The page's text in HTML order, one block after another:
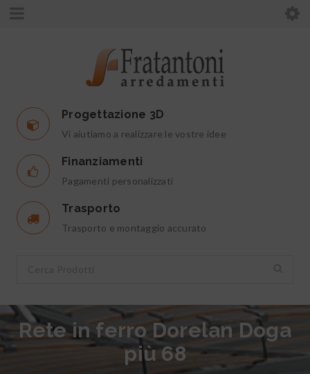
Progettazione 3D
Vi aiutiamo a realizzare le vostre idee
Finanziamenti
Pagamenti personalizzati
Trasporto
Trasporto e montaggio accurato
Rete in ferro Dorelan Doga
più 68